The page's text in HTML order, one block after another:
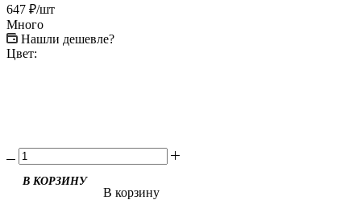
647 ₽/шт
Много
Нашли дешевле?
Цвет:
В корзину